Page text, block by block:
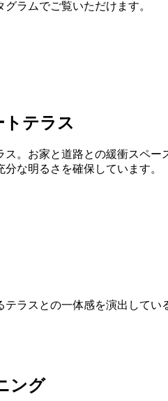
ラムでご覧いただけます。
テラス
。お家と道路との緩衝スペ
な明るさを確保しています。
ラスとの一体感を演出して
ング